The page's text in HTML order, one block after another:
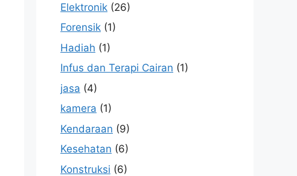
Elektronik (26)
Forensik (1)
Hadiah (1)
Infus dan Terapi Cairan (1)
jasa (4)
kamera (1)
Kendaraan (9)
Kesehatan (6)
Konstruksi (6)